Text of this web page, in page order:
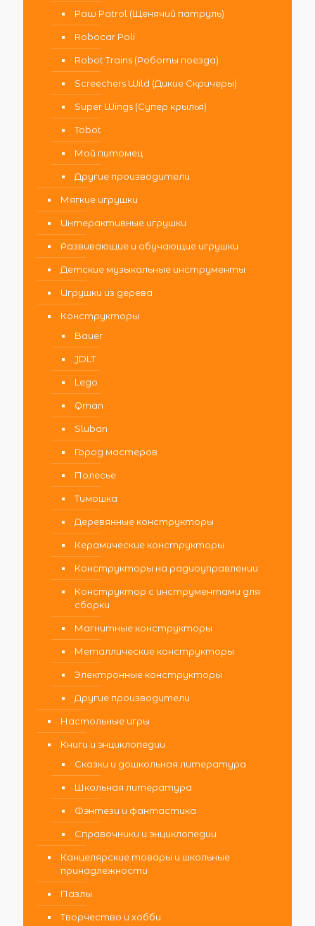
Paw Patrol (Щенячий патруль)
Robocar Poli
Robot Trains (Роботы поезда)
Screechers Wild (Дикие Скричеры)
Super Wings (Супер крылья)
Tobot
Мой питомец
Другие производители
Мягкие игрушки
Интерактивные игрушки
Развивающие и обучающие игрушки
Детские музыкальные инструменты
Игрушки из дерева
Конструкторы
Bauer
JDLT
Lego
Qman
Sluban
Город мастеров
Полесье
Тимошка
Деревянные конструкторы
Керамические конструкторы
Конструкторы на радиоуправлении
Конструктор с инструментами для
сборки
Магнитные конструкторы
Металлические конструкторы
Электронные конструкторы
Другие производители
Настольные игры
Книги и энциклопедии
Сказки и дошкольная литература
Школьная литература
Фэнтези и фантастика
Справочники и энциклопедии
Канцелярские товары и школьные
принадлежности
Пазлы
Творчество и хобби